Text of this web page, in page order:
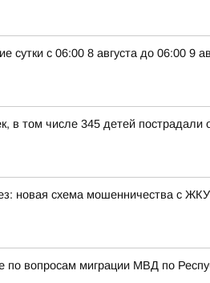
сутки с 06:00 8 августа до 06:00 9
в том числе 345 детей пострадали
новая схема мошенничества с ЖКУ
по вопросам миграции МВД по